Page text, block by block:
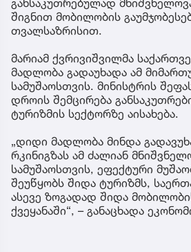
შიგნით მობილობის
თვალსაზრისით.
მარიამ ქვრივიშვილმა
მადლობა გადაუხადა ამ
სამუშაოსთვის. მინისტრის
დროის შემცირება
ტურიზმის სექტორზე აისახება.
„დიდი მადლობა მინდა
რკინიგზას ამ ძალიან
სამუშაოსთვის, ეფექტური
შეუწყობს შიდა ტურიზმს,
ასევე ზოგადად შიდა
ქვეყანაში“, – განაცხადა